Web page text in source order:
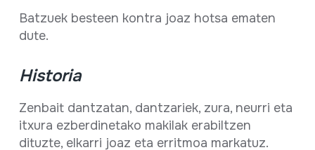
Batzuek besteen kontra joaz hotsa ematen
dute.
Historia
Zenbait dantzatan, dantzariek, zura, neurri eta
itxura ezberdinetako makilak erabiltzen
dituzte, elkarri joaz eta erritmoa markatuz.